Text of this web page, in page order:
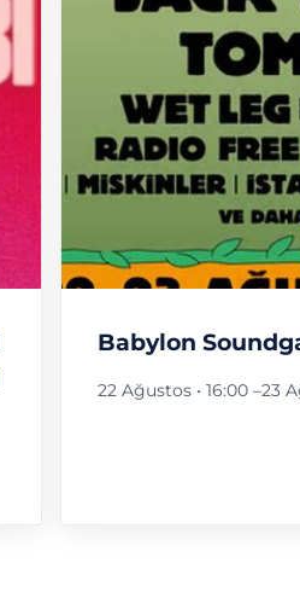
Babylon
22 Ağustos • 16:00 –23